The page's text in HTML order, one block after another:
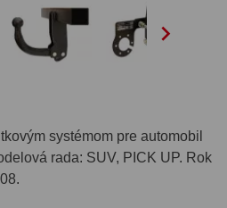

systémom pre automobil
rada: SUV, PICK UP. Rok